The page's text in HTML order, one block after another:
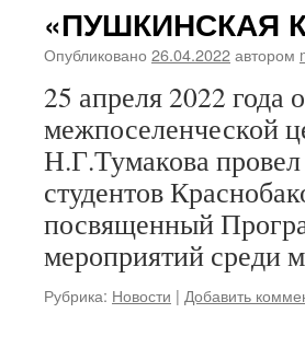
«ПУШКИНСКАЯ
Опубликовано 26.04.2022автором
25 апреля 2022
межпоселенческой
Н.Г.Тумакова
студентов
посвященный
мероприятий среди
Рубрика: Новости | Добавить